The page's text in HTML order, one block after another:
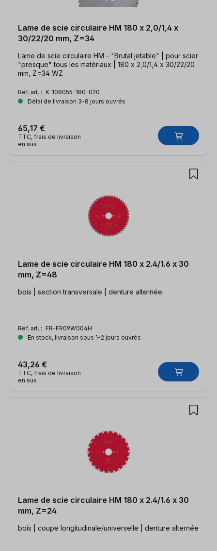
Lame de scie circulaire HM 180 x 2,0/1,4 x
30/22/20 mm, Z=34
Lame de scie circulaire HM - "Brutal jetable" | pour scier
"presque" tous les matériaux | 180 x 2,0/1,4 x 30/22/20
mm, Z=34 WZ
Réf. art. : K-108055-180-020
Délai de livraison 3-8 jours ouvrés
65,17 €
TTC, frais de livraison
en sus
Lame de scie circulaire HM 180 x 2.4/1.6 x 30
mm, Z=48
bois | section transversale | denture alternée
Réf. art. : FR-FR09W004H
En stock, livraison sous 1-2 jours ouvrés
43,26 €
TTC, frais de livraison
en sus
Lame de scie circulaire HM 180 x 2.4/1.6 x 30
mm, Z=24
bois | coupe longitudinale/universelle | denture alternée